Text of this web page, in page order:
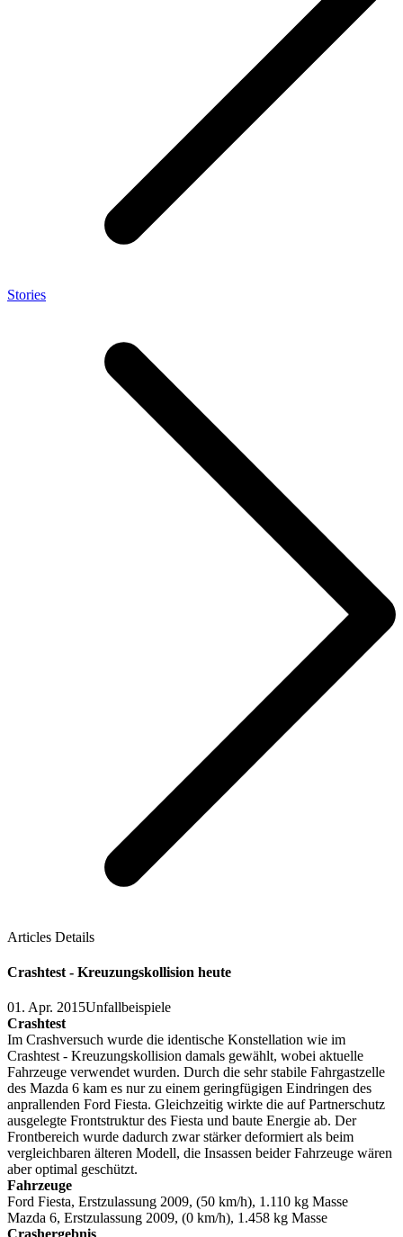
Stories
Articles Details
Crashtest - Kreuzungskollision heute
01. Apr. 2015Unfallbeispiele
Crashtest
Im Crashversuch wurde die identische Konstellation wie im
Crashtest - Kreuzungskollision damals gewählt, wobei aktuelle
Fahrzeuge verwendet wurden. Durch die sehr stabile Fahrgastzelle
des Mazda 6 kam es nur zu einem geringfügigen Eindringen des
anprallenden Ford Fiesta. Gleichzeitig wirkte die auf Partnerschutz
ausgelegte Frontstruktur des Fiesta und baute Energie ab. Der
Frontbereich wurde dadurch zwar stärker deformiert als beim
vergleichbaren älteren Modell, die Insassen beider Fahrzeuge wären
aber optimal geschützt.
Fahrzeuge
Ford Fiesta, Erstzulassung 2009, (50 km/h), 1.110 kg Masse
Mazda 6, Erstzulassung 2009, (0 km/h), 1.458 kg Masse